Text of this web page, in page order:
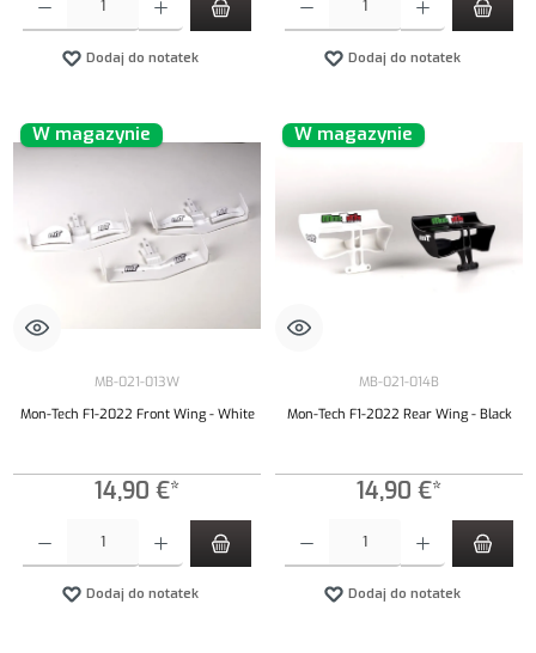
Dodaj do notatek Dodaj do notatek
W magazynie
MB-021-013W
Mon-Tech F1-2022 Front Wing - White
14,90 €*
Dodaj do notatek
W magazynie
MB-021-014B
Mon-Tech F1-2022 Rear Wing - Black
14,90 €*
Dodaj do notatek